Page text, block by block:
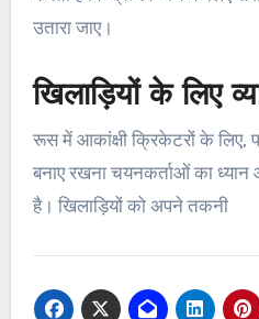
उतारा जाए।
खिलाड़ियों के लिए
रूस में आकांक्षी क्रिकेटरों के लिए,
बनाए रखना चयनकर्ताओं का
है। खिलाड़ियों को अपने तकनी